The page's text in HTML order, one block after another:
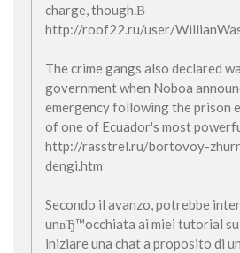
charge, though.В
http://roof22.ru/user/
The crime gangs also declared
government when Noboa
emergency following the prison
of one of Ecuador's most
http://rasstrel.ru/bortovoy-
dengi.htm
Secondo il avanzo, potrebbe
unвЂ™occhiata ai miei tutorial su
iniziare una chat a proposito di